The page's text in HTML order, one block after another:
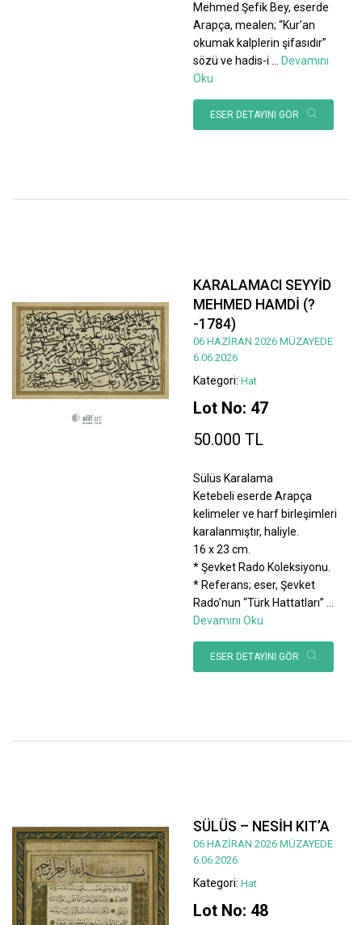
Mehmed Şefik Bey, eserde
Arapça, mealen; “Kur’an
okumak kalplerin şifasıdır”
sözü ve hadis-i ... Devamını
Oku
ESER DETAYINI GÖR
KARALAMACI SEYYİD
MEHMED HAMDİ (?
-1784)
06 HAZİRAN 2026 MÜZAYEDE
6.06.2026
Kategori: Hat
Lot No: 47
50.000 TL
Sülüs Karalama
Ketebeli eserde Arapça
kelimeler ve harf birleşimleri
karalanmıştır, haliyle.
16 x 23 cm.
* Şevket Rado Koleksiyonu.
* Referans; eser, Şevket
Rado’nun “Türk Hattatları”
Devamını Oku
ESER DETAYINI GÖR
SÜLÜS – NESİH KIT’A
06 HAZİRAN 2026 MÜZAYEDE
6.06.2026
Kategori: Hat
Lot No: 48